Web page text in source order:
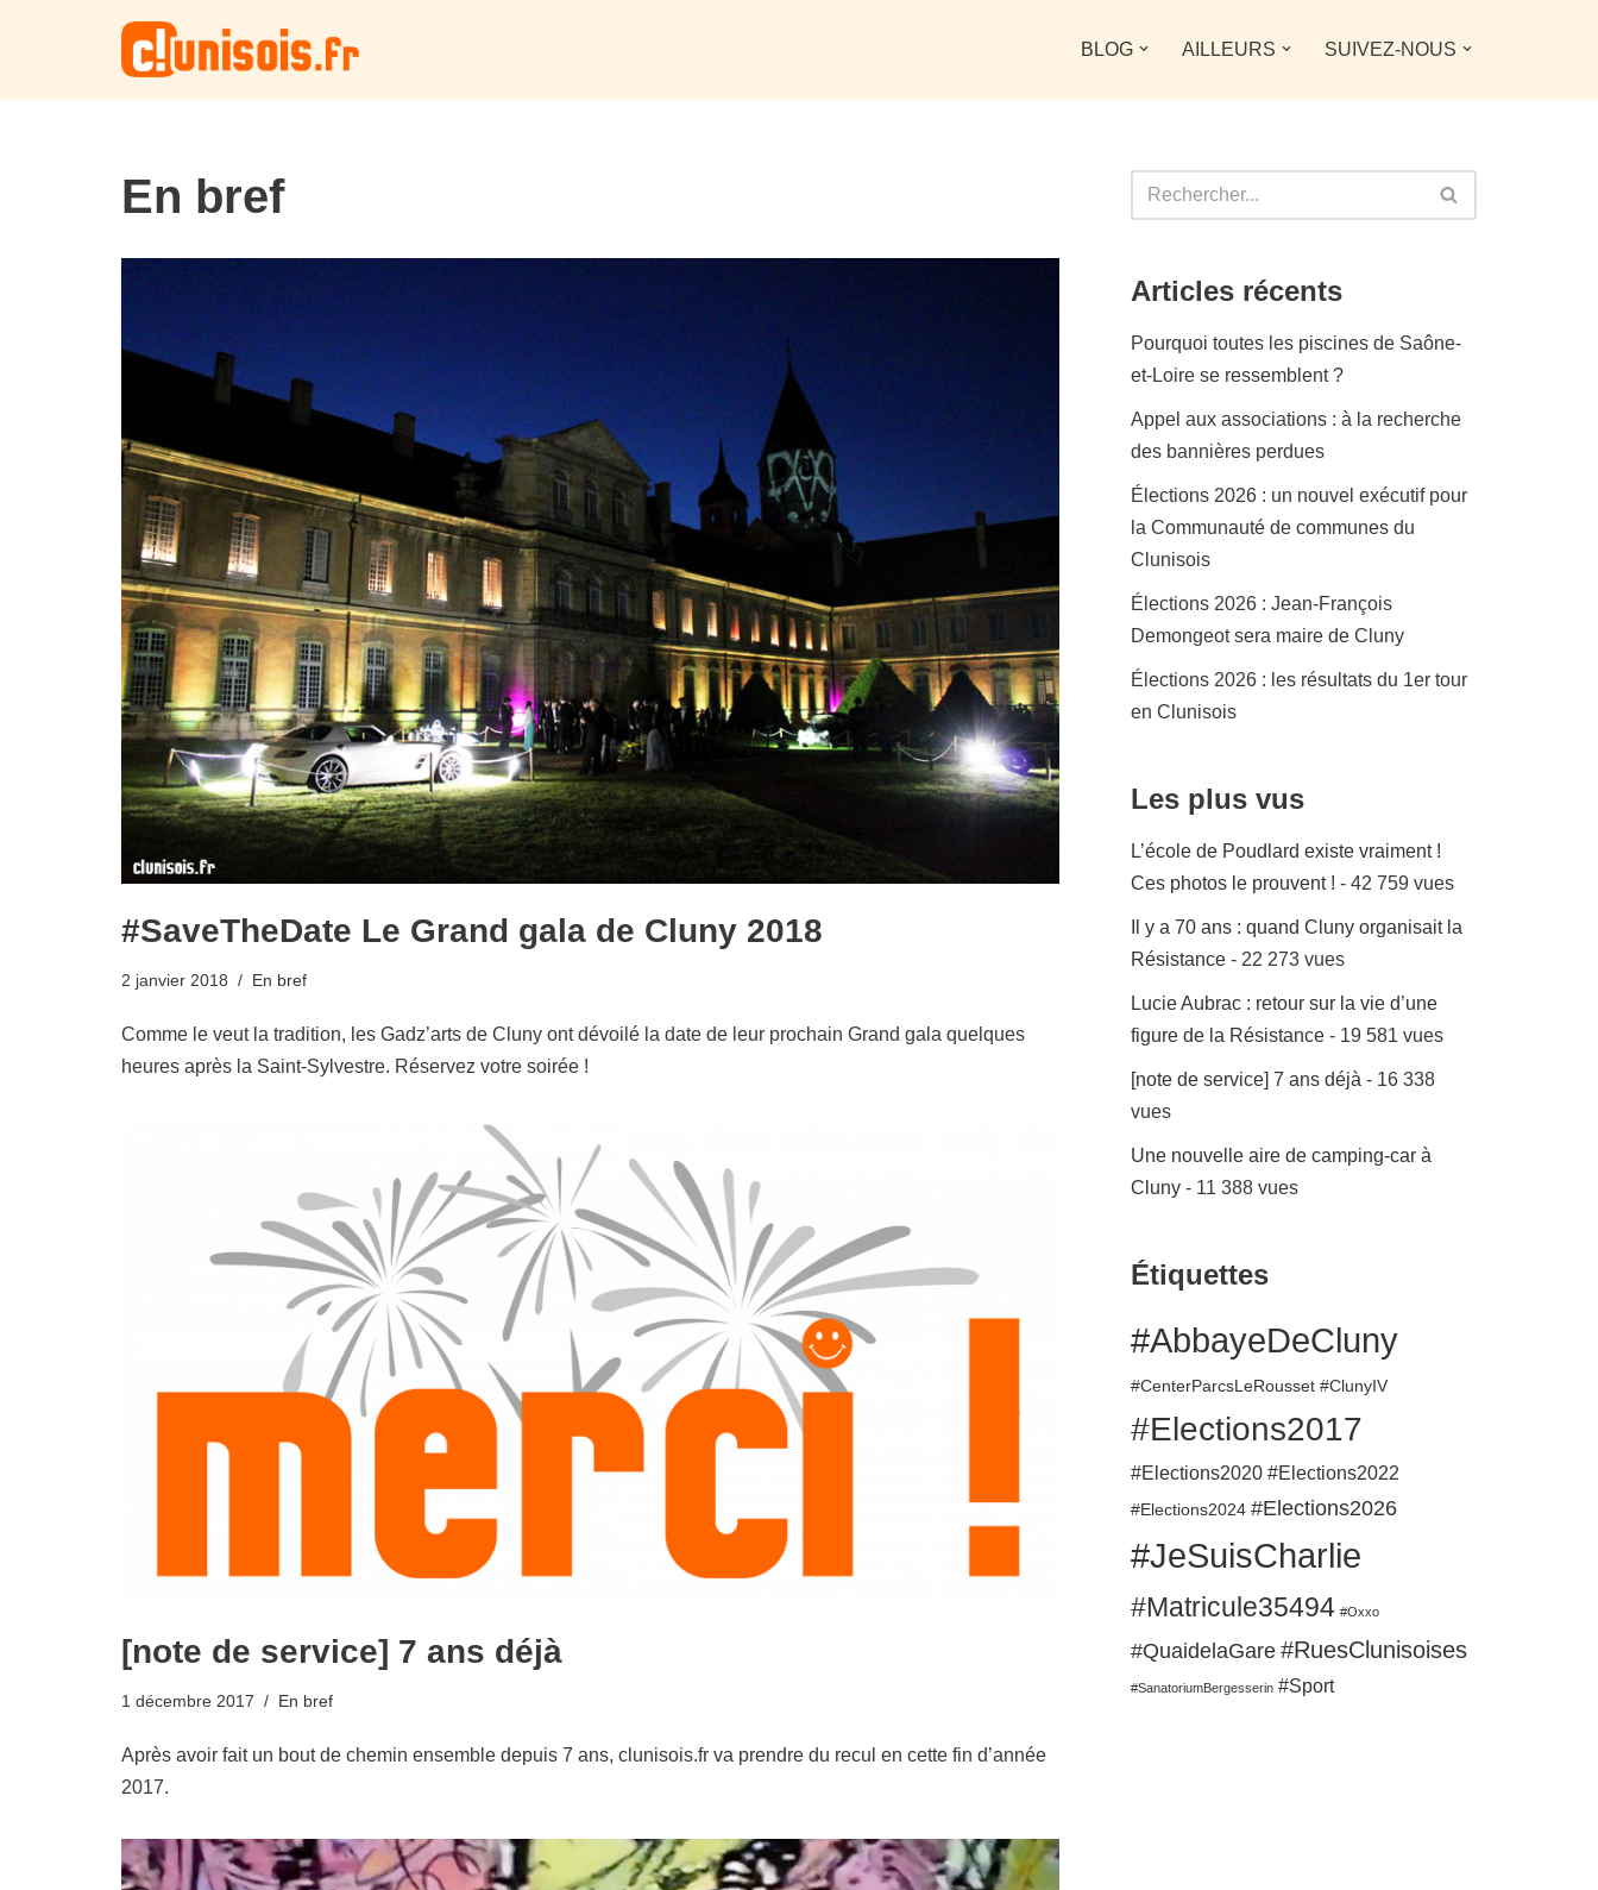
au
BLOG AILLEURS SUIVEZ-NOUS
En bref
#SaveTheDate Le Grand gala de Cluny 2018
2 janvier 2018 En bref
Comme le veut la tradition, les Gadz’arts de Cluny ont dévoilé la date de leur prochain Grand gala quelques
heures après la Saint-Sylvestre. Réservez votre soirée !
[note de service] 7 ans déjà
1 décembre 2017 En bref
Après avoir fait un bout de chemin ensemble depuis 7 ans, clunisois.fr va prendre du recul en cette fin d’année
2017.
Articles récents
Pourquoi toutes les piscines de Saône-
et-Loire se ressemblent ?
Appel aux associations : à la recherche
des bannières perdues
Élections 2026 : un nouvel exécutif pour
la Communauté de communes du
Clunisois
Élections 2026 : Jean-François
Demongeot sera maire de Cluny
Élections 2026 : les résultats du 1er tour
en Clunisois
Les plus vus
L’école de Poudlard existe vraiment !
Ces photos le prouvent ! - 42 759 vues
Il y a 70 ans : quand Cluny organisait la
Résistance - 22 273 vues
Lucie Aubrac : retour sur la vie d’une
figure de la Résistance - 19 581 vues
[note de service] 7 ans déjà - 16 338
vues
Une nouvelle aire de camping-car à
Cluny - 11 388 vues
Étiquettes
#AbbayeDeCluny
#CenterParcsLeRousset #ClunyIV
#Elections2017
#Elections2020 #Elections2022
#Elections2024 #Elections2026
#JeSuisCharlie
#Matricule35494 #Oxxo
#QuaidelaGare#RuesClunisoises
#SanatoriumBergesserin #Sport